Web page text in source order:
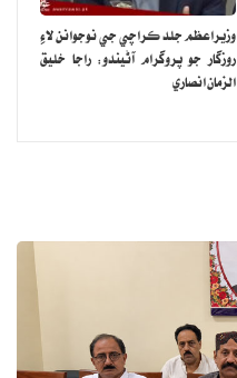
وزيراعظم جلد ڪراچي جي نوجوانن لاءِ
روزگار جو پروگرام آڻيندو: راجا خليق
الزمان انصاري